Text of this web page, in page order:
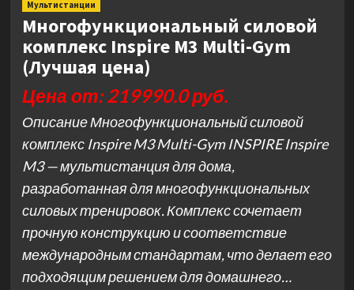
Мультистанции
Многофункциональный силовой
комплекс Inspire M3 Multi-Gym
(Лучшая цена)
Цена от: 219990.0 руб.
Описание Многофункциональный силовой
комплекс Inspire M3 Multi-Gym INSPIRE Inspire
M3 — мультистанция для дома,
разработанная для многофункциональных
силовых тренировок. Комплекс сочетает
прочную конструкцию и соответствие
международным стандартам, что делает его
подходящим решением для домашнего…